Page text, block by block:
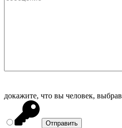
докажите, что вы человек, выбрав